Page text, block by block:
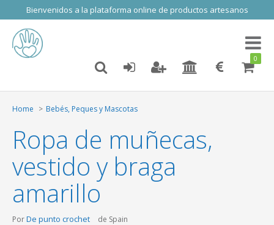
Bienvenidos a la plataforma online de productos artesanos
Toggle
0
Home Bebés, Peques y Mascotas
Ropa de muñecas,
vestido y braga
amarillo
PorDe punto crochet de Spain